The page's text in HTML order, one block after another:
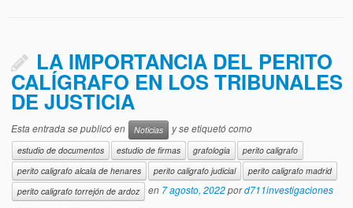
LA IMPORTANCIA DEL PERITO
CALÍGRAFO EN LOS TRIBUNALES
DE JUSTICIA
Esta entrada se publicó en Noticias y se etiquetó como
estudio de documentos estudio de firmas grafologia
perito caligrafo
perito caligrafo alcala de henares
perito caligrafo judicial
perito caligrafo madrid
perito caligrafo torrejón de ardoz
en 7 agosto, 2022pord711investigaciones